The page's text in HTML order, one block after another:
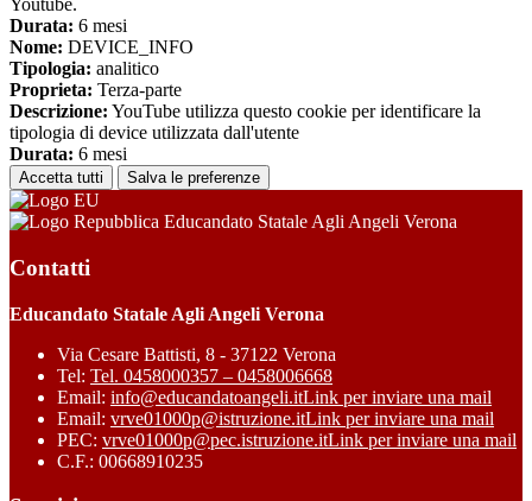
Youtube.
Durata: 6 mesi
Nome: DEVICE_INFO
Tipologia: analitico
Proprieta: Terza-parte
Descrizione: YouTube utilizza questo cookie per identificare la
tipologia di device utilizzata dall'utente
Durata: 6 mesi
Accetta tutti Salva le preferenze
Educandato Statale Agli Angeli Verona
Contatti
Educandato Statale Agli Angeli Verona
Via Cesare Battisti, 8 - 37122 Verona
Tel: Tel. 0458000357 – 0458006668
Email: info@educandatoangeli.itLink per inviare una mail
Email: vrve01000p@istruzione.itLink per inviare una mail
PEC: vrve01000p@pec.istruzione.itLink per inviare una mail
C.F.: 00668910235